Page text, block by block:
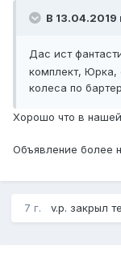
В 13.04.2019
Дас ист
комплект, Юрка,
колеса по
Хорошо что в
Объявление более
7 г. v.p. закрыл